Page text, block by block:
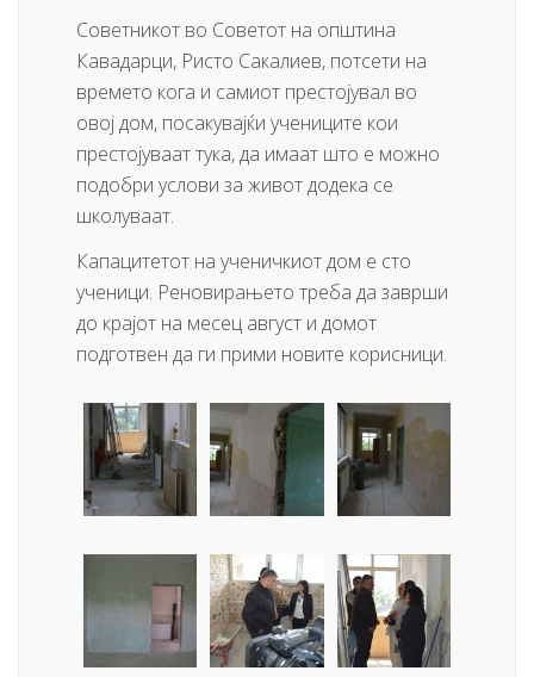
Советникот во Советот на општина
Кавадарци, Ристо Сакалиев, потсети на
времето кога и самиот престојувал во
овој дом, посакувајќи учениците кои
престојуваат тука, да имаат што е можно
подобри услови за живот додека се
школуваат.
Капацитетот на ученичкиот дом е сто
ученици. Реновирањето треба да заврши
до крајот на месец август и домот
подготвен да ги прими новите корисници.